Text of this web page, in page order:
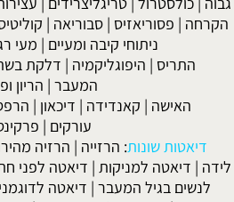
הקרחה | פסוריאזיס |סבוריאה |
ניתוחי קיבה ומעיים | מעי
התריס | היפוגליקמיה | דלקת
המעבר | הריון
האישה | קאנדידה | דיכאון |
עורקים |
דיאטות שונות: הרזייה | הרזיה
לידה | דיאטה למניקות | דיאטה לפני
לנשים בגיל המעבר | דיאטה